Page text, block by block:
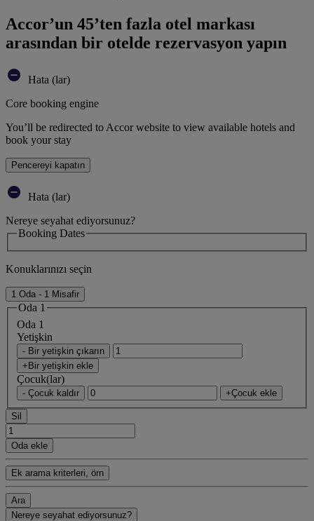
Accor’un 45’ten fazla otel markası
arasından bir otelde rezervasyon yapın
Hata (lar)
Core booking engine
You’ll be redirected to Accor website to view available hotels and
book your stay
Pencereyi kapatın
Hata (lar)
Nereye seyahat ediyorsunuz?
Booking Dates
Konuklarınızı seçin
1 Oda - 1 Misafir
Oda 1
Oda 1
Yetişkin
- Bir yetişkin çıkarın
+Bir yetişkin ekle
Çocuk(lar)
- Çocuk kaldır +Çocuk ekle
Sil
Oda ekle
Ek arama kriterleri, örn
Ara
Nereye seyahat ediyorsunuz?